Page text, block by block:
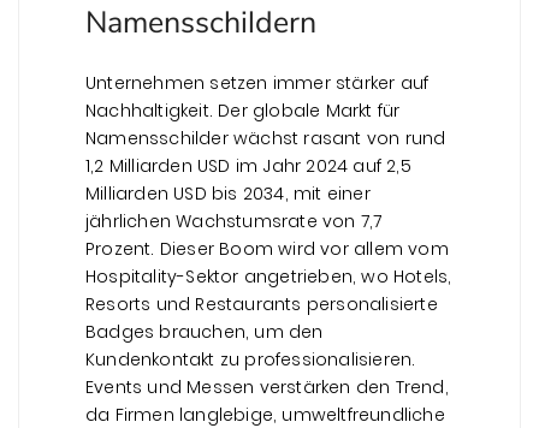
Namensschildern
Unternehmen setzen immer stärker auf
Nachhaltigkeit. Der globale Markt für
Namensschilder wächst rasant von rund
1,2 Milliarden USD im Jahr 2024 auf 2,5
Milliarden USD bis 2034, mit einer
jährlichen Wachstumsrate von 7,7
Prozent. Dieser Boom wird vor allem vom
Hospitality-Sektor angetrieben, wo Hotels,
Resorts und Restaurants personalisierte
Badges brauchen, um den
Kundenkontakt zu professionalisieren.
Events und Messen verstärken den Trend,
da Firmen langlebige, umweltfreundliche